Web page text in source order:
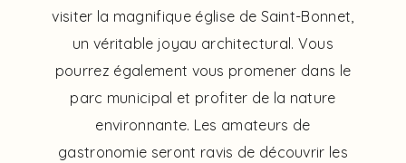
visiter la magnifique église de Saint-Bonnet,
un véritable joyau architectural. Vous
pourrez également vous promener dans le
parc municipal et profiter de la nature
environnante. Les amateurs de
gastronomie seront ravis de découvrir les